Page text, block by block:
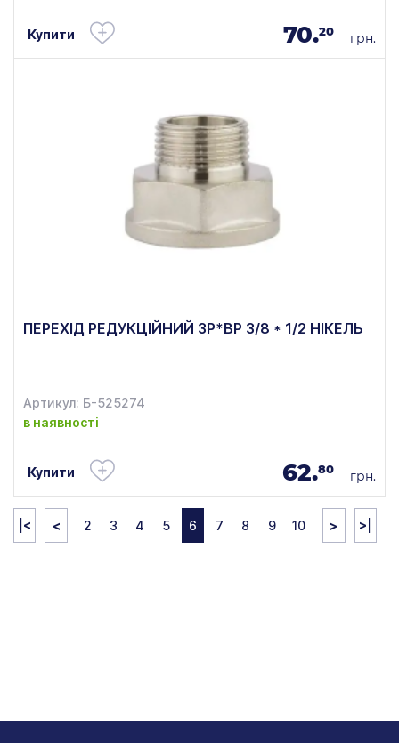
Купити 70.20 грн.
ПЕРЕХІД РЕДУКЦІЙНИЙ ЗР*ВР 3/8 * 1/2 НІКЕЛЬ
Артикул: Б-525274
в наявності
Купити 62.80 грн.
|< < 2 3 4 5 6 7 8 9 10 > >|